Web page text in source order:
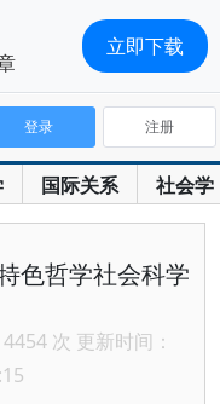
国际关系 社会学
登录 注册
色哲学社会科学
次 更新时间：
立即下载